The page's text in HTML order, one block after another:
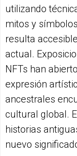
utilizando
mitos y
resulta
actual.
NFTs han
expresión
ancestrales
cultural global.
historias
nuevo